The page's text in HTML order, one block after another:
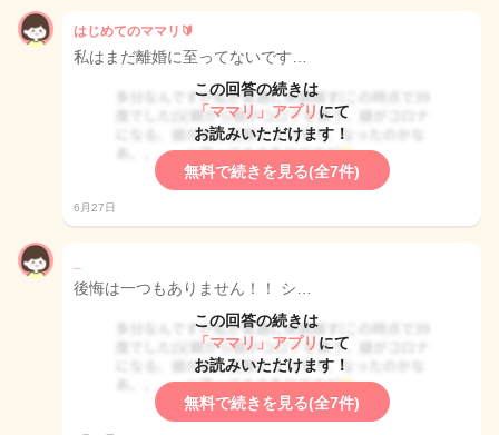
はじめてのママリ🔰
私はまだ離婚に至ってないです…
この回答の続きは
「ママリ」アプリ にて
お読みいただけます！
無料で続きを見る(全7件)
6月27日
後悔は一つもありません！！ シ…
この回答の続きは
「ママリ」アプリ にて
お読みいただけます！
無料で続きを見る(全7件)